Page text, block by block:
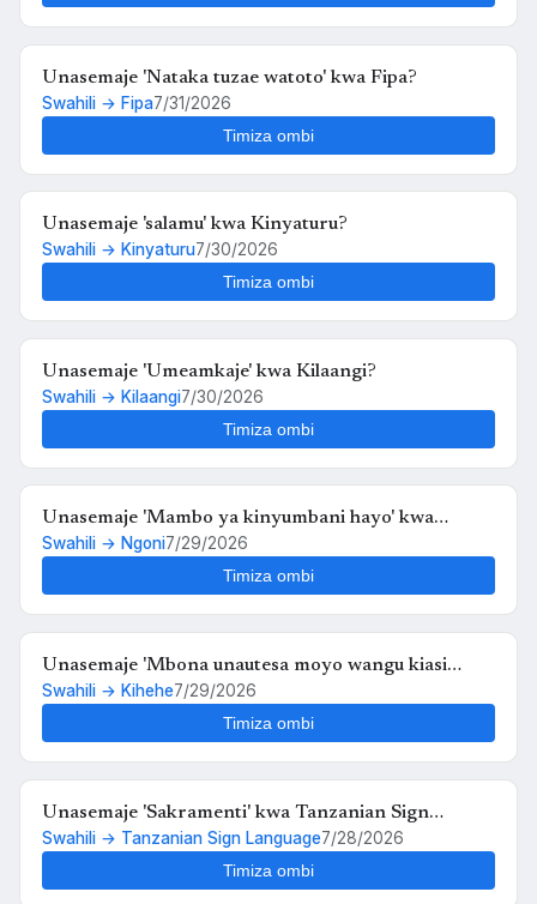
Unasemaje 'Nataka tuzae watoto' kwa Fipa?
Swahili → Fipa7/31/2026
Timiza ombi
Unasemaje 'salamu' kwa Kinyaturu?
Swahili → Kinyaturu7/30/2026
Timiza ombi
Unasemaje 'Umeamkaje' kwa Kilaangi?
Swahili → Kilaangi7/30/2026
Timiza ombi
Unasemaje 'Mambo ya kinyumbani hayo' kwa
Ngoni?
Swahili → Ngoni7/29/2026
Timiza ombi
Unasemaje 'Mbona unautesa moyo wangu kiasi
hiko,,au kosa langu ni upendo wangu kwako' kwa
Swahili → Kihehe7/29/2026
Timiza ombi
Unasemaje 'Sakramenti' kwa Tanzanian Sign
Language?
Swahili → Tanzanian Sign Language7/28/2026
Timiza ombi